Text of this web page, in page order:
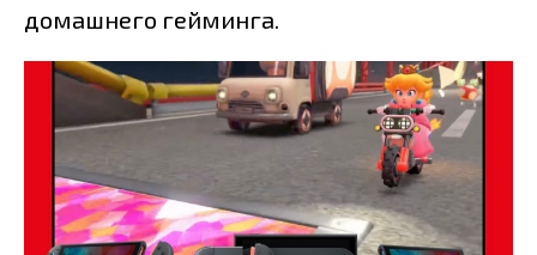
домашнего гейминга.